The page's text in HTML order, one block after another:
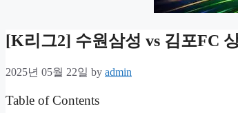
[K리그2] 수원삼성 vs 김포FC
2025년 05월 22일 by admin
Table of Contents